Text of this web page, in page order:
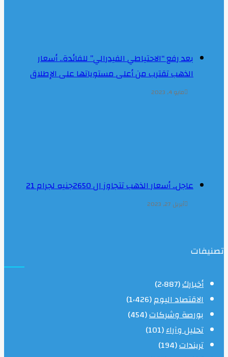
بعد رفع “الاحتياطي الفيدرالي” للفائدة.. أسعار
الذهب تقترب من أعلى مستوياتها على الإطلاق
مايو 4, 2023
عاجل.. أسعار الذهب تتجاوز ال 2650جنيه لجرام 21
أبريل 27, 2023
أخبارك(2٬887)
الاقتصاد اليوم(1٬426)
بورصة وشركات(454)
تحليل وآراء(101)
تريندات(194)